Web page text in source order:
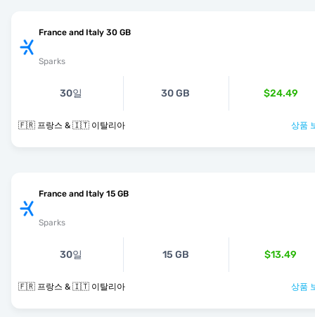
France and Italy 30 GB
Sparks
30일 30 GB $24.49
🇫🇷 프랑스 & 🇮🇹 이탈리아 상품
France and Italy 15 GB
Sparks
30일 15 GB $13.49
🇫🇷 프랑스 & 🇮🇹 이탈리아 상품